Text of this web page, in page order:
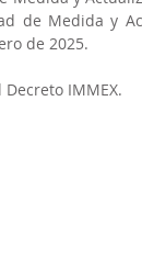
de Medida y
de 2025.
IMMEX.